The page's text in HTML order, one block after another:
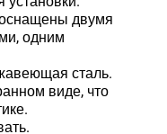
двумя
одним
сталь.
виде, что